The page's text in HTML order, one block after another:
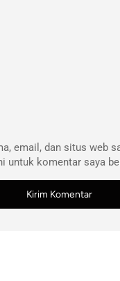
email, dan situs web
untuk komentar saya